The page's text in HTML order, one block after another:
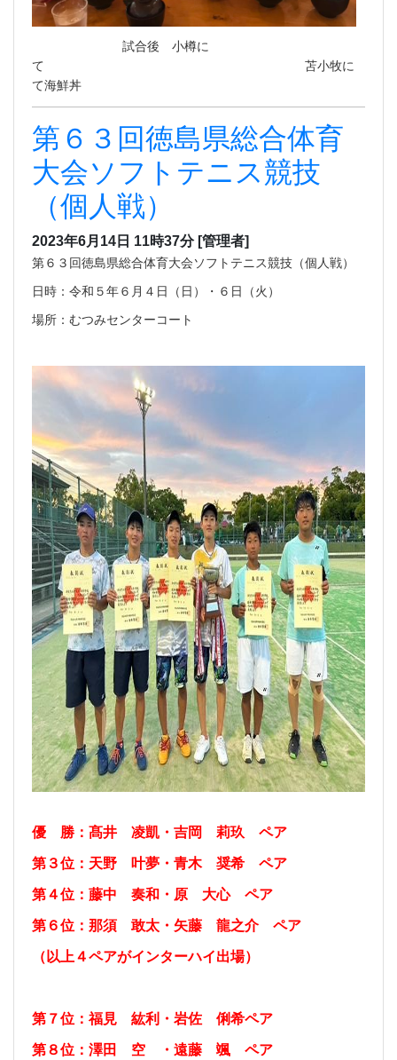
試合後 小樽に
て 苫小牧に
て海鮮丼
第６３回徳島県総合体育
大会ソフトテニス競技
（個人戦）
2023年6月14日 11時37分 [管理者]
第６３回徳島県総合体育大会ソフトテニス競技（個人戦）
日時：令和５年６月４日（日）・６日（火）
場所：むつみセンターコート
優 勝：髙井 凌凱・吉岡 莉玖 ペア
第３位：天野 叶夢・青木 奨希 ペア
第４位：藤中 奏和・原 大心 ペア
第６位：那須 敢太・矢藤 龍之介 ペア
（以上４ペアがインターハイ出場）
第７位：福見 紘利・岩佐 俐希ペア
第８位：澤田 空 ・遠藤 颯 ペア